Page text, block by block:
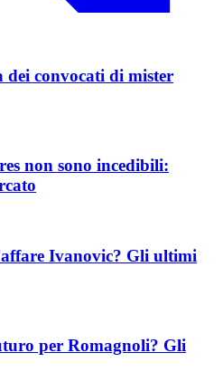
dei convocati di mister
non sono incedibili:
Ivanovic? Gli ultimi
per Romagnoli? Gli